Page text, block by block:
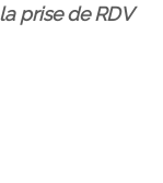
prise de RDV